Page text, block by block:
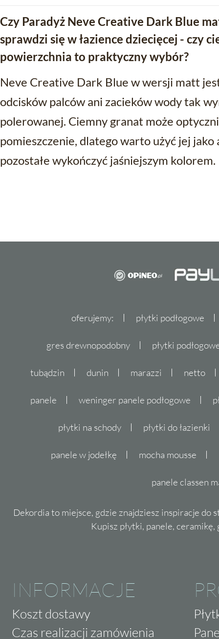
Czy Paradyż Neve Creative Dark Blue
sprawdzi się w łazience dziecięcej - czy
powierzchnia to praktyczny wybór?
Neve Creative Dark Blue w wersji matt
odcisków palców ani zacieków wody tak
polerowanej. Ciemny granat może
pomieszczenie, dlatego warto użyć jej jako
pozostałe wykończyć jaśniejszym kolorem.
oferujemy: płytki podłogowe
gres drewnopodobny płytki
tubądzin dunin marazzi netto
panele weninger panele podłogowe
płytki na schody płytki do łazienki
panele w jodełkę mocha mousse
panele classen
Dekordia to miejsce, gdzie znajdziesz inspiracje do
Kupisz płytki, panele,
INFORMACJE
Koszt dostawy
Czas realizacji zamówienia